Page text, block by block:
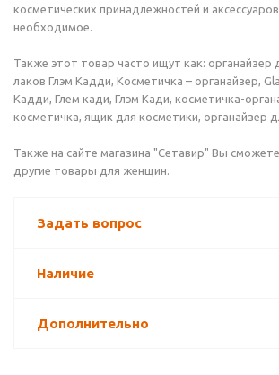
косметических принадлежностей и
необходимое.
Также этот товар часто ищут как: органайзер
лаков Глэм Кадди, Косметичка – органайзер,
Кадди, Глем кади, Глэм Кади, косметичка-
косметичка, ящик для косметики, органайзер
Также на сайте магазина "Сетавир" Вы
другие товары для женщин.
Задать вопрос
Наличие
Дополнительно